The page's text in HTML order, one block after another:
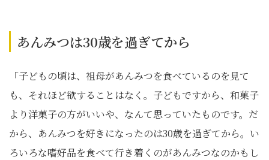
あんみつは30歳を過ぎてから
「子どもの頃は、祖母があんみつを食べているのを見て
も、それほど欲することはなく。子どもですから、和菓子
より洋菓子の方がいいや、なんて思っていたものです。だ
から、あんみつを好きになったのは30歳を過ぎてから。い
ろいろな嗜好品を食べて行き着くのがあんみつなのかもし